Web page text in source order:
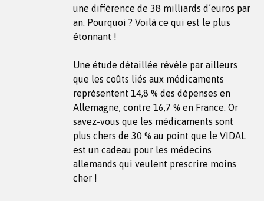
une différence de 38 milliards d’euros par
an. Pourquoi ? Voilà ce qui est le plus
étonnant !
Une étude détaillée révèle par ailleurs
que les coûts liés aux médicaments
représentent 14,8 % des dépenses en
Allemagne, contre 16,7 % en France. Or
savez-vous que les médicaments sont
plus chers de 30 % au point que le VIDAL
est un cadeau pour les médecins
allemands qui veulent prescrire moins
cher !